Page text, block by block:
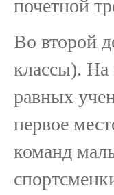
почетной
Во второй
классы). На
равных
первое
команд